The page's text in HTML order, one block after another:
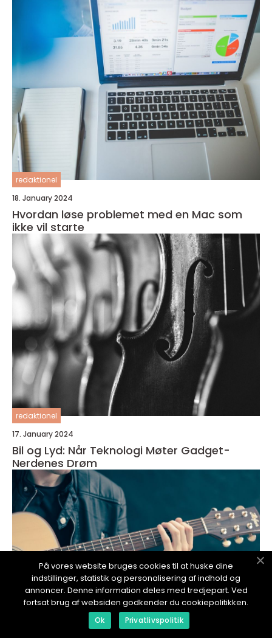
redaktionel
18. January 2024
Hvordan løse problemet med en Mac som
ikke vil starte
redaktionel
17. January 2024
Bil og Lyd: Når Teknologi Møter Gadget-
Nerdenes Drøm
På vores website bruges cookies til at huske dine
indstillinger, statistik og personalisering af indhold og
annoncer. Denne information deles med tredjepart. Ved
fortsat brug af websiden godkender du cookiepolitikken.
Ok Privatlivspolitik